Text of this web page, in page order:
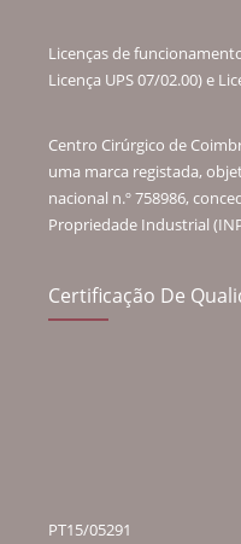
Licenças de
Licença UPS 07/02.00) e
Centro Cirúrgico de
uma marca registada,
nacional n.º 758986,
Propriedade Industrial
Certificação De
PT15/05291